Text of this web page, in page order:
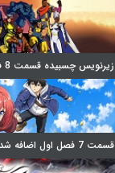
زیرنویس چسبیده قسمت 8 فصل دوم اضافه شد
قسمت 7 فصل اول اضافه شد